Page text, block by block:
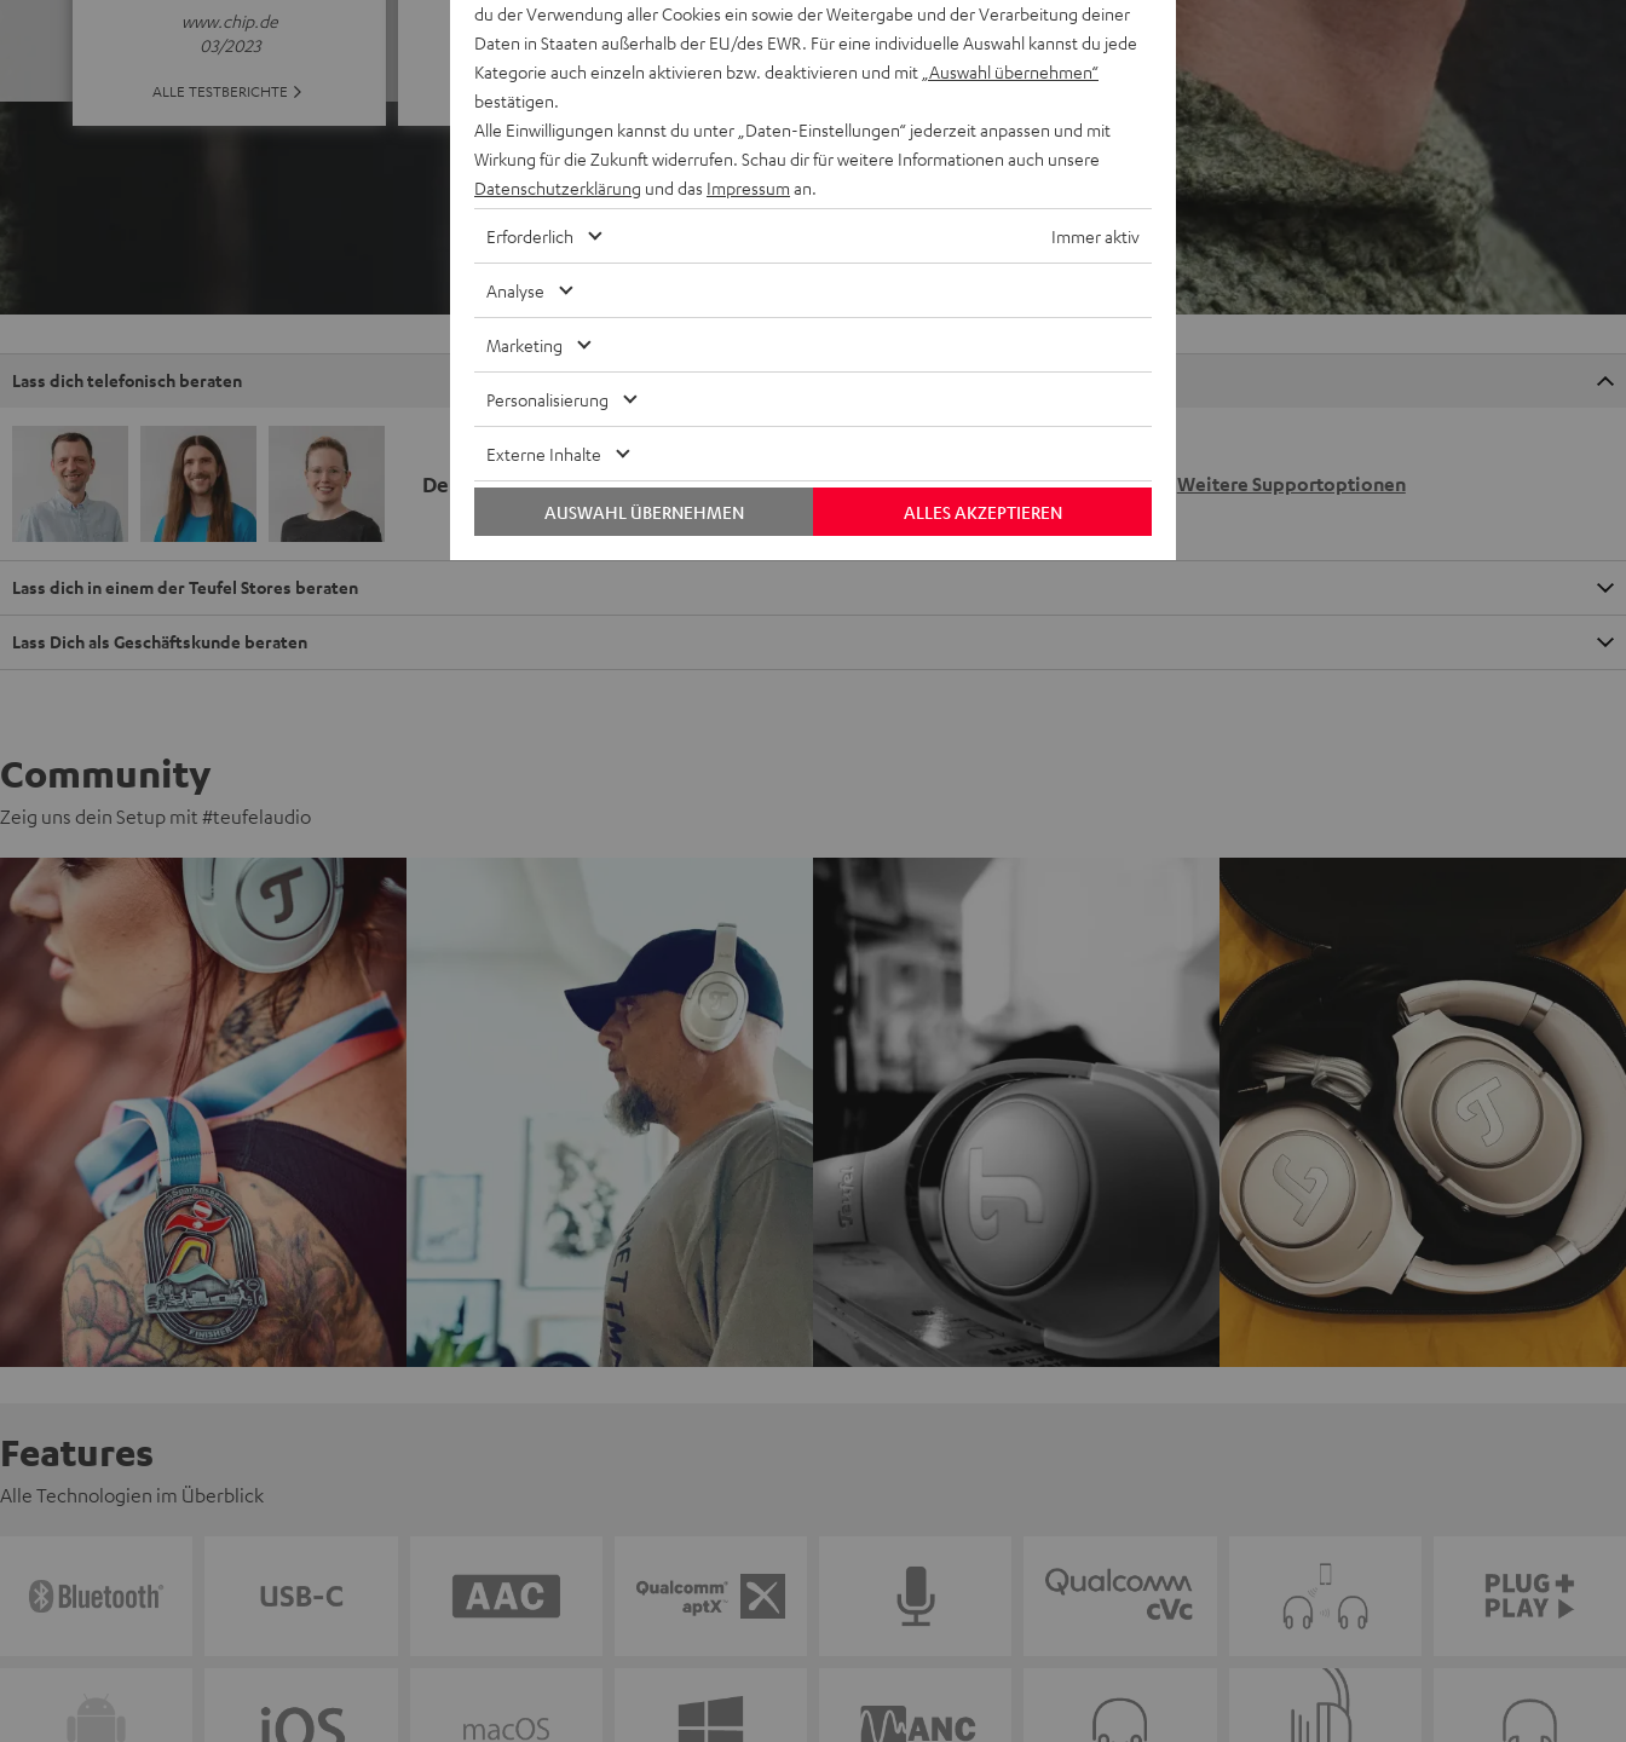
www.chip.de
03/2023
ALLE TESTBERICHTE ALLE BEWERTUNGEN
Lass dich telefonisch beraten
Deine Kaufberatung
beraten dich auch persönlich am Telefon.
Hier Termin buchen
Weitere Supportoptionen
Lass dich in einem der Teufel Stores beraten
Lass Dich als Geschäftskunde beraten
Community
Zeig uns dein Setup mit #teufelaudio
Features
Alle Technologien im Überblick
du der Verwendung aller Cookies ein sowie der Weitergabe und der Verarbeitung deiner
Daten in Staaten außerhalb der EU/des EWR. Für eine individuelle Auswahl kannst du jede
Kategorie auch einzeln aktivieren bzw. deaktivieren und mit „Auswahl übernehmen“
bestätigen.
Alle Einwilligungen kannst du unter „Daten-Einstellungen“ jederzeit anpassen und mit
Wirkung für die Zukunft widerrufen. Schau dir für weitere Informationen auch unsere
Datenschutzerklärung und das Impressum an.
Erforderlich Immer aktiv
Analyse
Marketing
Personalisierung
Externe Inhalte
ALLES AKZEPTIEREN
AUSWAHL ÜBERNEHMEN